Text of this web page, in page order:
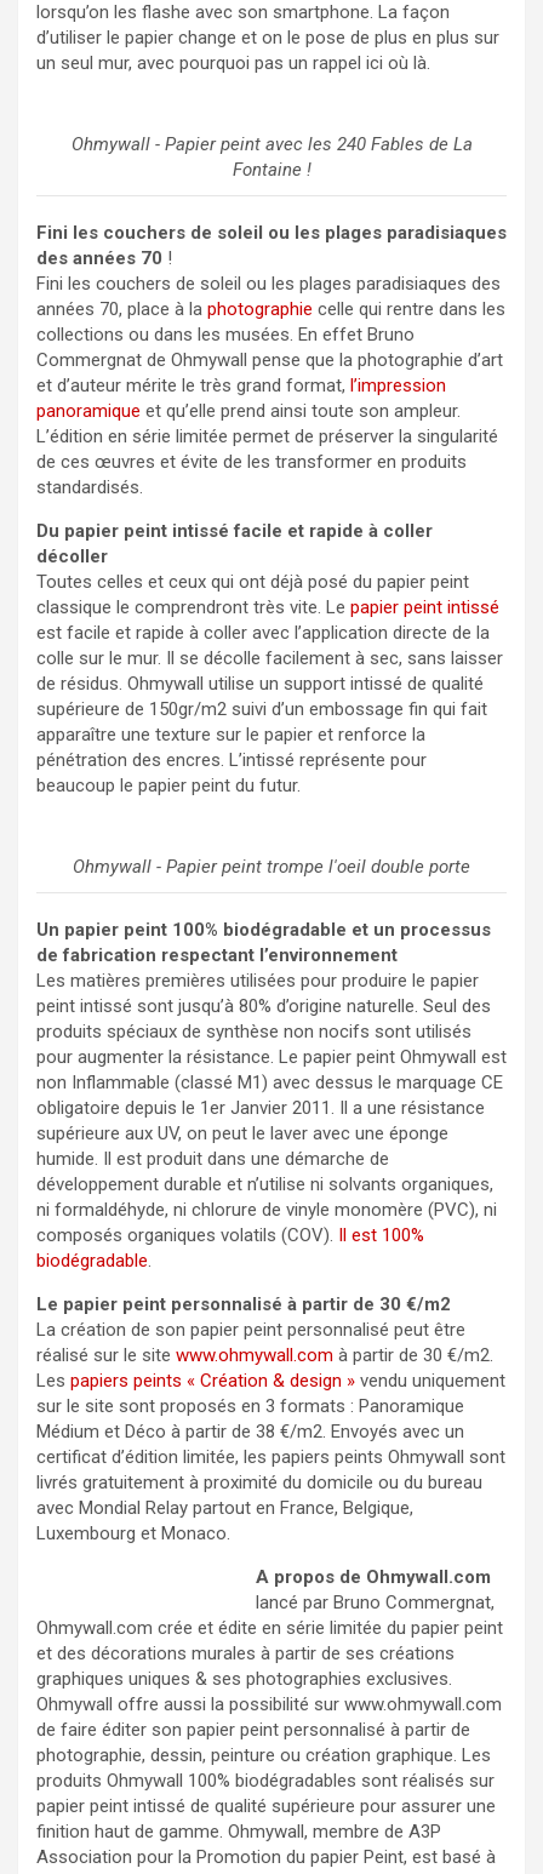
lorsqu’on les flashe avec son smartphone. La façon
d’utiliser le papier change et on le pose de plus en plus sur
un seul mur, avec pourquoi pas un rappel ici où là.
Ohmywall - Papier peint avec les 240 Fables de La
Fontaine !
Fini les couchers de soleil ou les plages paradisiaques
des années 70 !
Fini les couchers de soleil ou les plages paradisiaques des
années 70, place à la photographie celle qui rentre dans les
collections ou dans les musées. En effet Bruno
Commergnat de Ohmywall pense que la photographie d’art
et d’auteur mérite le très grand format, l’impression
panoramique et qu’elle prend ainsi toute son ampleur.
L’édition en série limitée permet de préserver la singularité
de ces œuvres et évite de les transformer en produits
standardisés.
Du papier peint intissé facile et rapide à coller
décoller
Toutes celles et ceux qui ont déjà posé du papier peint
classique le comprendront très vite. Le papier peint intissé
est facile et rapide à coller avec l’application directe de la
colle sur le mur. Il se décolle facilement à sec, sans laisser
de résidus. Ohmywall utilise un support intissé de qualité
supérieure de 150gr/m2 suivi d’un embossage fin qui fait
apparaître une texture sur le papier et renforce la
pénétration des encres. L’intissé représente pour
beaucoup le papier peint du futur.
Ohmywall - Papier peint trompe l'oeil double porte
Un papier peint 100% biodégradable et un processus
de fabrication respectant l’environnement
Les matières premières utilisées pour produire le papier
peint intissé sont jusqu’à 80% d’origine naturelle. Seul des
produits spéciaux de synthèse non nocifs sont utilisés
pour augmenter la résistance. Le papier peint Ohmywall est
non Inflammable (classé M1) avec dessus le marquage CE
obligatoire depuis le 1er Janvier 2011. Il a une résistance
supérieure aux UV, on peut le laver avec une éponge
humide. Il est produit dans une démarche de
développement durable et n’utilise ni solvants organiques,
ni formaldéhyde, ni chlorure de vinyle monomère (PVC), ni
composés organiques volatils (COV). Il est 100%
biodégradable.
Le papier peint personnalisé à partir de 30 €/m2
La création de son papier peint personnalisé peut être
réalisé sur le site www.ohmywall.com à partir de 30 €/m2.
Les papiers peints « Création & design » vendu uniquement
sur le site sont proposés en 3 formats : Panoramique
Médium et Déco à partir de 38 €/m2. Envoyés avec un
certificat d’édition limitée, les papiers peints Ohmywall sont
livrés gratuitement à proximité du domicile ou du bureau
avec Mondial Relay partout en France, Belgique,
Luxembourg et Monaco.
A propos de Ohmywall.com
lancé par Bruno Commergnat,
Ohmywall.com crée et édite en série limitée du papier peint
et des décorations murales à partir de ses créations
graphiques uniques & ses photographies exclusives.
Ohmywall offre aussi la possibilité sur www.ohmywall.com
de faire éditer son papier peint personnalisé à partir de
photographie, dessin, peinture ou création graphique. Les
produits Ohmywall 100% biodégradables sont réalisés sur
papier peint intissé de qualité supérieure pour assurer une
finition haut de gamme. Ohmywall, membre de A3P
Association pour la Promotion du papier Peint, est basé à